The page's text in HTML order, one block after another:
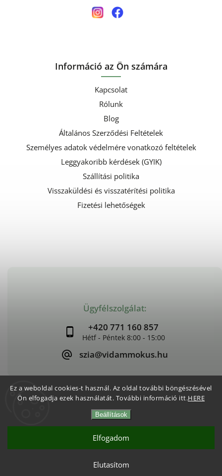
Ez a weboldal cookies-t használ. Az oldal további böngészésével
Ön elfogadja ezek használatát. További információ itt.HERE
Beállítások
Elutasítom
Elfogadom
Ügyfélszolgálat:
+420 771 160 857
szia@vidammokus.hu
Információ az Ön számára
Kapcsolat
Rólunk
Blog
Általános Szerződési Feltételek
Személyes adatok védelmére vonatkozó feltételek
Leggyakoribb kérdések (GYIK)
Szállítási politika
Visszaküldési és visszatérítési politika
Fizetési lehetőségek
Vidám Mókus. Minden jog fenntartva.
Süti beállítások szerkesztése
Shoptet | Design